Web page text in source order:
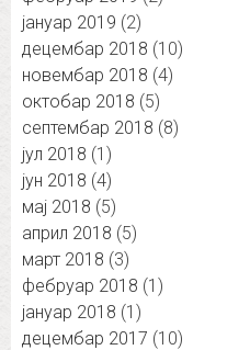
јануар 2019 (2)
децембар 2018 (10)
новембар 2018 (4)
октобар 2018 (5)
септембар 2018 (8)
јул 2018 (1)
јун 2018 (4)
мај 2018 (5)
април 2018 (5)
март 2018 (3)
фебруар 2018 (1)
јануар 2018 (1)
децембар 2017 (10)